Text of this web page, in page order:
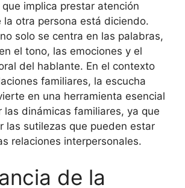
implica prestar atención
la otra persona está diciendo.
solo se centra en las palabras,
el tono, las emociones y el
del hablante. En el contexto
familiares, la escucha
en una herramienta esencial
las dinámicas familiares, ya que
las sutilezas que pueden estar
relaciones interpersonales.
de la